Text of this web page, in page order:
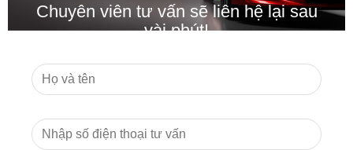
Chuyên viên tư vấn sẽ liên hệ lại sau
vài phút!